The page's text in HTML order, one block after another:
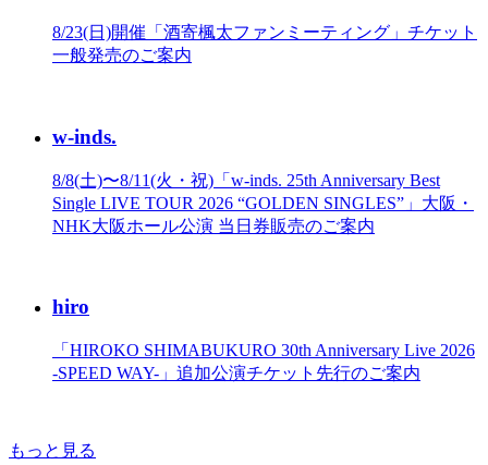
8/23(日)開催「酒寄楓太ファンミーティング」チケット
一般発売のご案内
w-inds.
8/8(土)〜8/11(火・祝)「w-inds. 25th Anniversary Best
Single LIVE TOUR 2026 “GOLDEN SINGLES”」大阪・
NHK大阪ホール公演 当日券販売のご案内
hiro
「HIROKO SHIMABUKURO 30th Anniversary Live 2026
-SPEED WAY-」追加公演チケット先行のご案内
もっと見る